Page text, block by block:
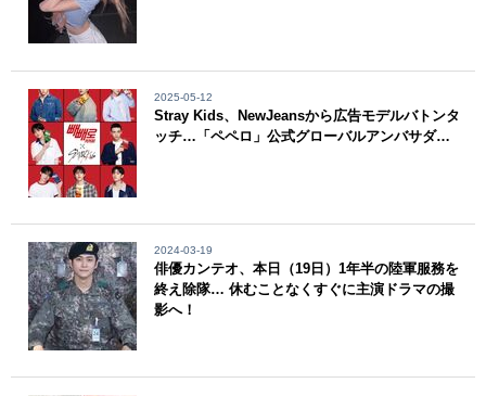
2025-05-12
Stray Kids、NewJeansから広告モデルバトンタ
ッチ…「ペペロ」公式グローバルアンバサダ…
2024-03-19
俳優カンテオ、本日（19日）1年半の陸軍服務を
終え除隊… 休むことなくすぐに主演ドラマの撮
影へ！